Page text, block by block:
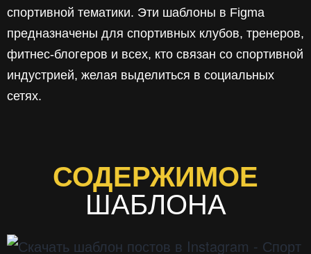
спортивной тематики. Эти шаблоны в Figma
предназначены для спортивных клубов, тренеров,
фитнес-блогеров и всех, кто связан со спортивной
индустрией, желая выделиться в социальных
сетях.
СОДЕРЖИМОЕ
ШАБЛОНА